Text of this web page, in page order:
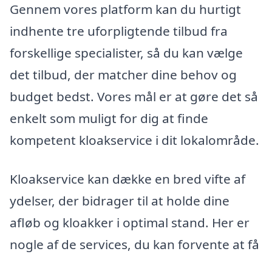
Gennem vores platform kan du hurtigt
indhente tre uforpligtende tilbud fra
forskellige specialister, så du kan vælge
det tilbud, der matcher dine behov og
budget bedst. Vores mål er at gøre det så
enkelt som muligt for dig at finde
kompetent kloakservice i dit lokalområde.
Kloakservice kan dække en bred vifte af
ydelser, der bidrager til at holde dine
afløb og kloakker i optimal stand. Her er
nogle af de services, du kan forvente at få